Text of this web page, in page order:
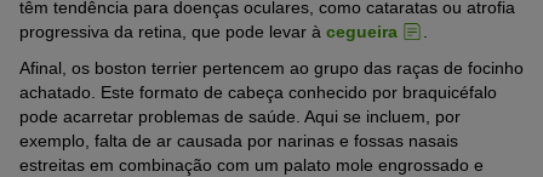
têm tendência para doenças oculares, como cataratas ou atrofia
progressiva da retina, que pode levar à cegueira
Afinal, os boston terrier pertencem ao grupo das raças de focinho
achatado. Este formato de cabeça conhecido por braquicéfalo
pode acarretar problemas de saúde. Aqui se incluem, por
exemplo, falta de ar causada por narinas e fossas nasais
estreitas em combinação com um palato mole engrossado e